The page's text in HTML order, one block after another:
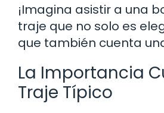
¡Imagina asistir a una
traje que no solo es
que también cuenta
La Importancia
Traje Típico